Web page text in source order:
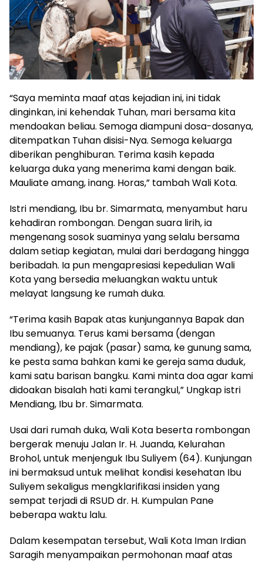
“Saya meminta maaf atas kejadian ini, ini tidak
dinginkan, ini kehendak Tuhan, mari bersama kita
mendoakan beliau. Semoga diampuni dosa-dosanya,
ditempatkan Tuhan disisi-Nya. Semoga keluarga
diberikan penghiburan. Terima kasih kepada
keluarga duka yang menerima kami dengan baik.
Mauliate amang, inang. Horas,” tambah Wali Kota.
Istri mendiang, Ibu br. Simarmata, menyambut haru
kehadiran rombongan. Dengan suara lirih, ia
mengenang sosok suaminya yang selalu bersama
dalam setiap kegiatan, mulai dari berdagang hingga
beribadah. Ia pun mengapresiasi kepedulian Wali
Kota yang bersedia meluangkan waktu untuk
melayat langsung ke rumah duka.
“Terima kasih Bapak atas kunjungannya Bapak dan
Ibu semuanya. Terus kami bersama (dengan
mendiang), ke pajak (pasar) sama, ke gunung sama,
ke pesta sama bahkan kami ke gereja sama duduk,
kami satu barisan bangku. Kami minta doa agar kami
didoakan bisalah hati kami terangkul,” Ungkap istri
Mendiang, Ibu br. Simarmata.
Usai dari rumah duka, Wali Kota beserta rombongan
bergerak menuju Jalan Ir. H. Juanda, Kelurahan
Brohol, untuk menjenguk Ibu Suliyem (64). Kunjungan
ini bermaksud untuk melihat kondisi kesehatan Ibu
Suliyem sekaligus mengklarifikasi insiden yang
sempat terjadi di RSUD dr. H. Kumpulan Pane
beberapa waktu lalu.
Dalam kesempatan tersebut, Wali Kota Iman Irdian
Saragih menyampaikan permohonan maaf atas